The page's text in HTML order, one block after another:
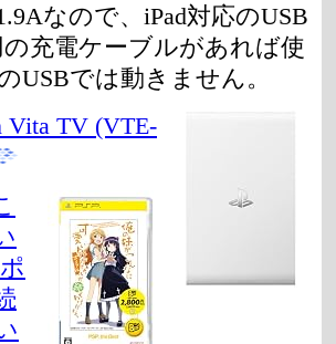
なので、iPad対応のUSB
の充電ケーブルがあれば使
USBでは動きません。
Vita TV (VTE-